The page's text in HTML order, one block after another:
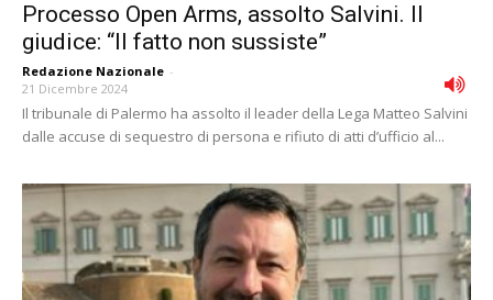
Processo Open Arms, assolto Salvini. Il
giudice: “Il fatto non sussiste”
Redazione Nazionale -
21 Dicembre 2024
Il tribunale di Palermo ha assolto il leader della Lega Matteo Salvini
dalle accuse di sequestro di persona e rifiuto di atti d’ufficio al...